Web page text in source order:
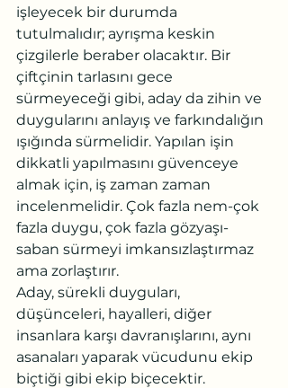
işleyecek bir durumda
tutulmalıdır; ayrışma keskin
çizgilerle beraber olacaktır. Bir
çiftçinin tarlasını gece
sürmeyeceği gibi, aday da zihin ve
duygularını anlayış ve farkındalığın
ışığında sürmelidir. Yapılan işin
dikkatli yapılmasını güvenceye
almak için, iş zaman zaman
incelenmelidir. Çok fazla nem-çok
fazla duygu, çok fazla gözyaşı-
saban sürmeyi imkansızlaştırmaz
ama zorlaştırır.
Aday, sürekli duyguları,
düşünceleri, hayalleri, diğer
insanlara karşı davranışlarını, aynı
asanaları yaparak vücudunu ekip
biçtiği gibi ekip biçecektir.